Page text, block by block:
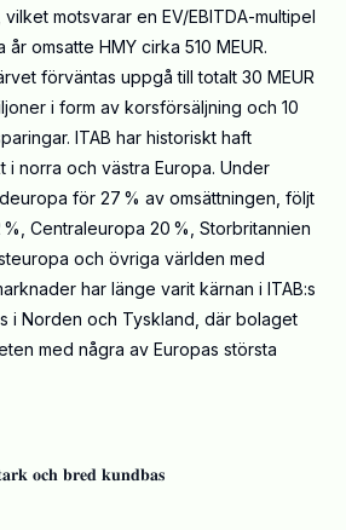
motsvarar en EV/EBITDA-multipel
omsatte HMY cirka 510 MEUR.
förväntas uppgå till totalt 30 MEUR
i form av korsförsäljning och 10
ITAB har historiskt haft
norra och västra Europa. Under
för 27 % av omsättningen, följt
Centraleuropa 20 %, Storbritannien
och övriga världen med
har länge varit kärnan i ITAB:s
i Norden och Tyskland, där bolaget
med några av Europas största
𝐨𝐜𝐡 𝐛𝐫𝐞𝐝 𝐤𝐮𝐧𝐝𝐛𝐚𝐬